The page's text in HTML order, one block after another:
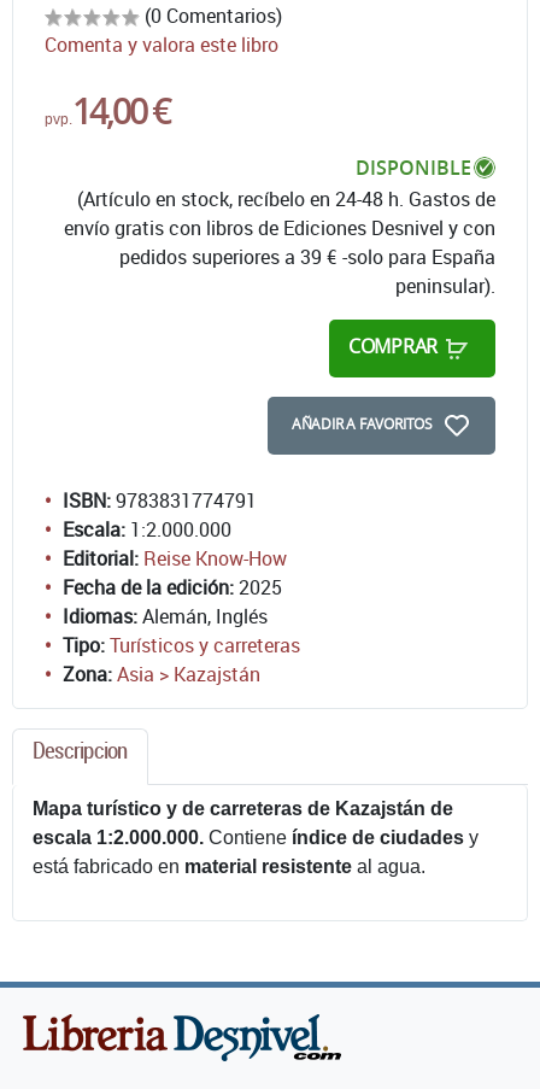
(0 Comentarios)
Comenta y valora este libro
pvp. 14,00 €
DISPONIBLE
(Artículo en stock, recíbelo en 24-48 h. Gastos de
envío gratis con libros de Ediciones Desnivel y con
pedidos superiores a 39 € -solo para España
peninsular).
COMPRAR
AÑADIR A FAVORITOS
ISBN:9783831774791
Escala: 1:2.000.000
Editorial: Reise Know-How
Fecha de la edición:2025
Idiomas:Alemán, Inglés
Tipo:Turísticos y carreteras
Zona:Asia > Kazajstán
Descripcion
Mapa turístico y de carreteras de Kazajstán de
escala 1:2.000.000. Contiene índice de ciudades y
está fabricado en material resistente al agua.